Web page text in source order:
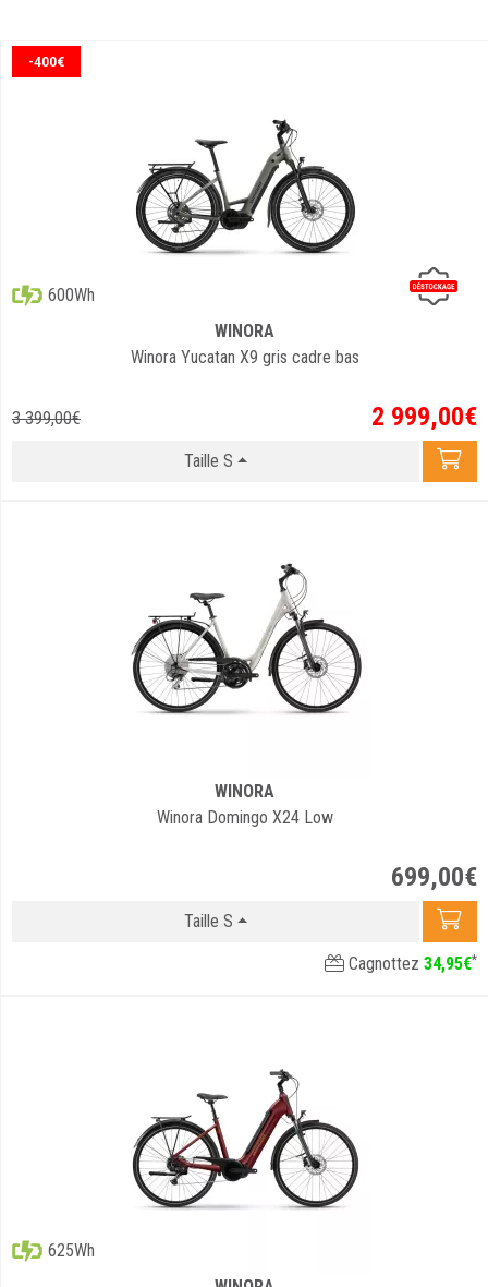
-400€
600Wh
WINORA
Winora Yucatan X9 gris cadre bas
3 399,00€ 2 999,00€
Taille S
WINORA
Winora Domingo X24 Low
699,00€
Taille S
Cagnottez 34,95€*
625Wh